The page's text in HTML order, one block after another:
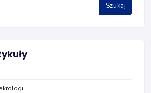
Szukaj